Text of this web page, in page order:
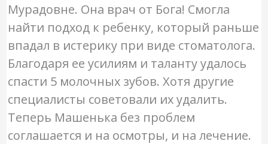
Мурадовне. Она врач от Бога! Смогла
найти подход к ребенку, который раньше
впадал в истерику при виде стоматолога.
Благодаря ее усилиям и таланту удалось
спасти 5 молочных зубов. Хотя другие
специалисты советовали их удалить.
Теперь Машенька без проблем
соглашается и на осмотры, и на лечение.